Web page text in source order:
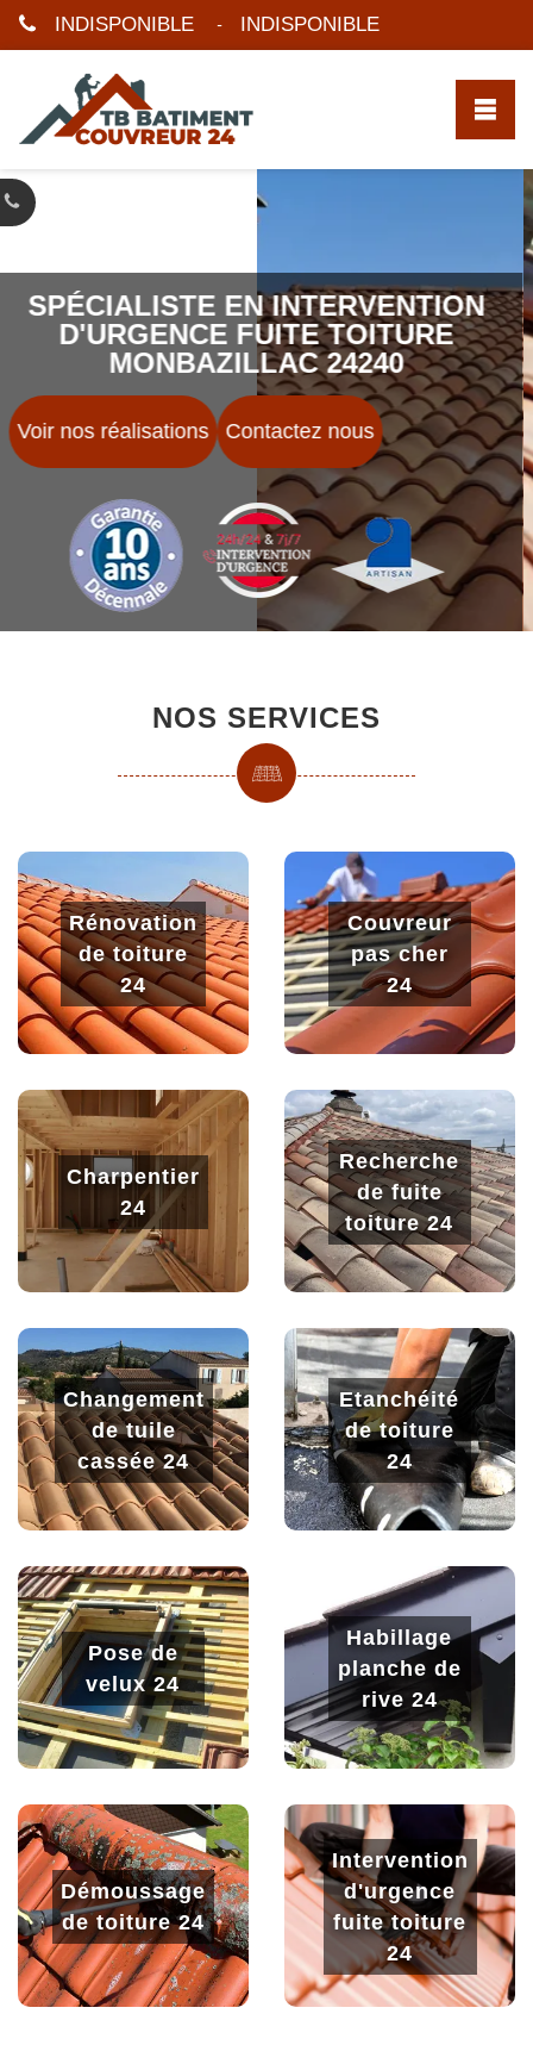
INDISPONIBLE - INDISPONIBLE
SPÉCIALISTE EN INTERVENTION
D'URGENCE FUITE TOITURE
MONBAZILLAC 24240
Voir nos réalisations Contactez nous
NOS SERVICES
Rénovation
de toiture
24
Couvreur
pas cher
24
Charpentier
24
Recherche
de fuite
toiture 24
Changement
de tuile
cassée 24
Etanchéité
de toiture
24
Pose de
velux 24
Habillage
planche de
rive 24
Démoussage
de toiture 24
Intervention
d'urgence
fuite toiture
24